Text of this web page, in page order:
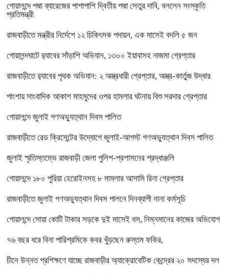
গোয়ালন্দে পদ্মা ব্যারেজের পাশাপাশি দ্বিতীয় পদ্মা সেতুর দাবি, বললেন সংস্কৃতি
প্রতিমন্ত্রী
রাজবাড়ীতে মন্ত্রীর নির্দেশে ১২ চিকিৎসক পদায়ন, এক মাসেই বদলি ৫ জন
গোয়ালন্দঘাটে র‌্যাবের সাঁড়াশি অভিযান, ১৩০০ ইয়াবাসহ নাজমা গ্রেপ্তার
রাজবাড়ীতে র‌্যাবের পৃথক অভিযান: ২ অস্ত্রধারী গ্রেপ্তার, অস্ত্র-কার্তুজ উদ্ধার
পাংশায় সাংবাদিক আকাশ মাহমুদের ওপর হামলার ঘটনায় বিশু সরদার গ্রেপ্তার
গোয়ালন্দে জুলাই গণঅভ্যুত্থান দিবস পালিত
রাজবাড়ীতে রেড ক্রিসেন্টের উদ্যোগে জুলাই-আগস্ট গণঅভ্যুত্থান দিবস পালিত
জুলাই স্মৃতিস্তম্ভে রাজবাড়ী জেলা পুলিশ-প্রশাসনের শ্রদ্ধাঞ্জলি
গোয়ালন্দে ১৮০ পুরিয়া হেরোইনসহ ৮ মামলার আসামি রিনা গ্রেপ্তার
রাজবাড়ীতে জুলাই গণঅভ্যুত্থান দিবস পালনে দিনব্যাপী নানা কর্মসূচি
গোয়ালন্দে সোয়া কোটি টাকার সড়কে দুই মাসেই ধস, নিম্নমানের কাজের অভিযোগ
৭৬ বছর ধরে বিনা পারিশ্রমিকে কবর খুঁড়ছেন রুস্তম ফকির,
চীনে উন্নত প্রশিক্ষণে যাচ্ছে রাজবাড়ীর অ্যাক্রোবেটিক কেন্দ্রের ২০ সদস্যের দল